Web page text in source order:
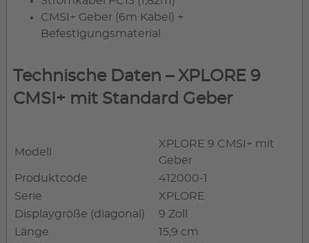
CMSI+ Geber (6m Kabel) +
Befestigungsmaterial
Technische Daten – XPLORE 9
CMSI+ mit Standard Geber
Modell
XPLORE 9 CMSI+ mit
Geber
Produktcode
412000-1
Serie
XPLORE
Displaygröße (diagonal)
9 Zoll
Länge
15,9 cm